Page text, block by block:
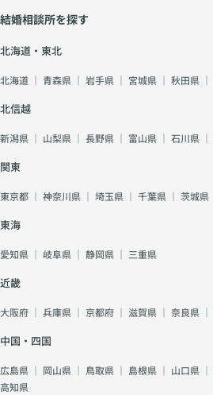
結婚相談所を探す
北海道・東北
北海道 青森県 岩手県 宮城県 秋田県
北信越
新潟県 山梨県 長野県 富山県 石川県
関東
東京都 神奈川県 埼玉県 千葉県 茨城県
東海
愛知県 岐阜県 静岡県 三重県
近畿
大阪府 兵庫県 京都府 滋賀県 奈良県
中国・四国
広島県 岡山県 鳥取県 島根県 山口県
高知県